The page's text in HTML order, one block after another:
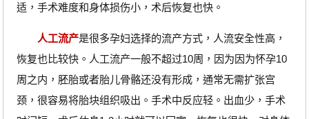
适，手术难度和身体损伤小，术后恢复也快。
人工流产是很多孕妇选择的流产方式，人流安全性高，
恢复也比较快。人工流产一般不超过10周，因为因为怀孕10
周之内，胚胎或者胎儿骨骼还没有形成，通常无需扩张宫
颈，很容易将胎块组织吸出。手术中反应轻。出血少，手术